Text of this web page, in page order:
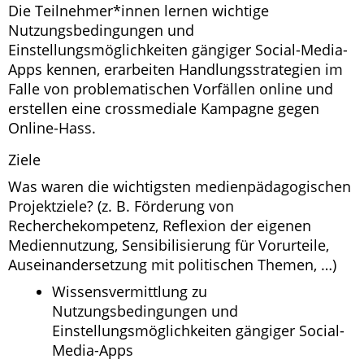
Die Teilnehmer*innen lernen wichtige
Nutzungsbedingungen und
Einstellungsmöglichkeiten gängiger Social-Media-
Apps kennen, erarbeiten Handlungsstrategien im
Falle von problematischen Vorfällen online und
erstellen eine crossmediale Kampagne gegen
Online-Hass.
Ziele
Was waren die wichtigsten medienpädagogischen
Projektziele? (z. B. Förderung von
Recherchekompetenz, Reflexion der eigenen
Mediennutzung, Sensibilisierung für Vorurteile,
Auseinandersetzung mit politischen Themen, …)
Wissensvermittlung zu
Nutzungsbedingungen und
Einstellungsmöglichkeiten gängiger Social-
Media-Apps